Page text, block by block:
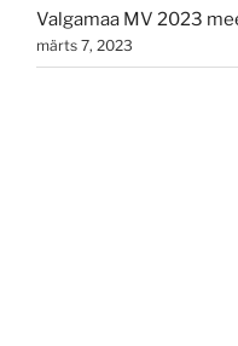
Valgamaa MV 2023
märts 7, 2023